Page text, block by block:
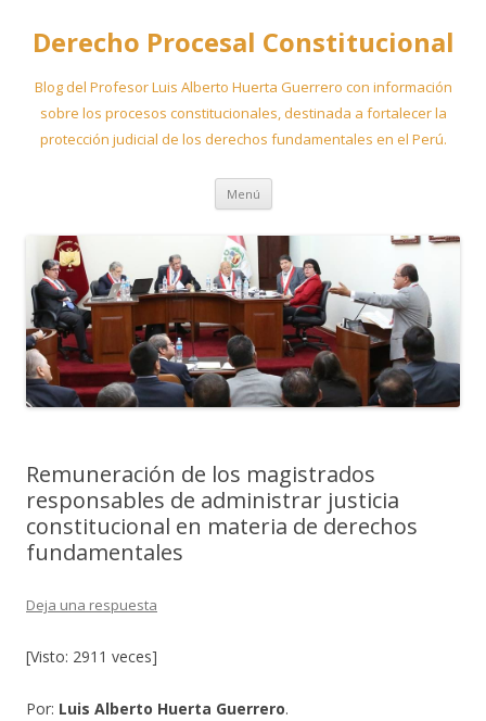
Derecho Procesal Constitucional
Blog del Profesor Luis Alberto Huerta Guerrero con información
sobre los procesos constitucionales, destinada a fortalecer la
protección judicial de los derechos fundamentales en el Perú.
Menú Ir
contenido
Remuneración de los magistrados
responsables de administrar justicia
constitucional en materia de derechos
fundamentales
Deja una respuesta
[Visto: 2911 veces]
Por: Luis Alberto Huerta Guerrero.